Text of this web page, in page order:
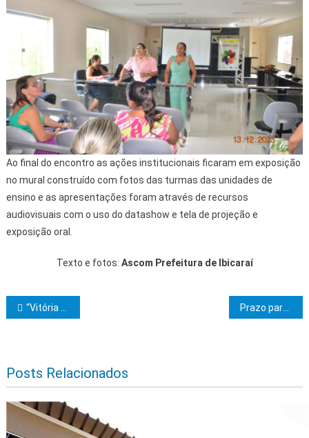
Ao final do encontro as ações institucionais ficaram em exposição
no mural construído com fotos das turmas das unidades de
ensino e as apresentações foram através de recursos
audiovisuais com o uso do datashow e tela de projeção e
exposição oral.
Texto e fotos: Ascom Prefeitura de Ibicaraí
Navegação de Post
“Vitória histórica”, diz presidente da UPB sobre derrubada do veto da desoneração da folha para os municípios Prazo para vacinação contra a febre aftosa vai até 31 de dezembro na Bahia
Posts Relacionados